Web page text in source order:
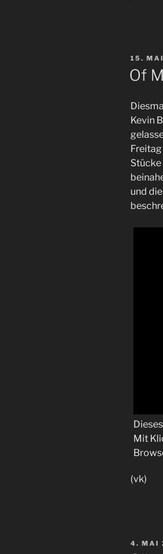
15.
Of
Kevin
Stücke
und
Mit
(vk)
AM
4. MAI